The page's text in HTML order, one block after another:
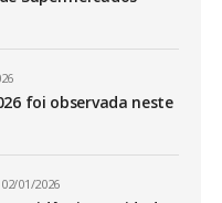
foi observada neste
02/01/2026